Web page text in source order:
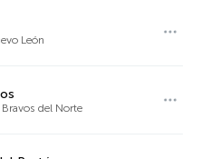
León
del Norte